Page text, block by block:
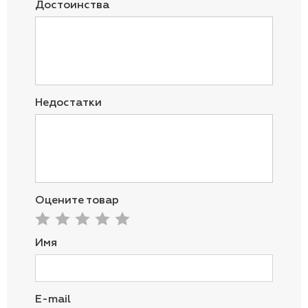
Достоинства
Недостатки
Оцените товар
Имя
E-mail